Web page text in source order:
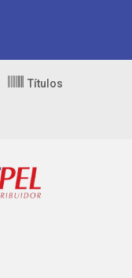
Títulos